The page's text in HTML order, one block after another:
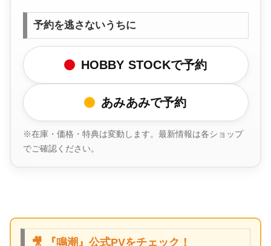
予約を逃さないうちに
HOBBY STOCKで予約
あみあみで予約
※在庫・価格・特典は変動します。最新情報は各ショップ
でご確認ください。
🎥 『鳴潮』公式PVをチェック！